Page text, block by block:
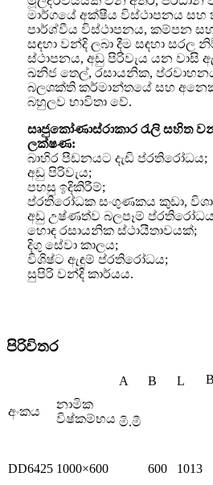
මාර්ගයේ අක්ෂීය විස්ථාපනය සහ
පාර්ශ්වීය විස්ථාපනය, කම්පන
සඳහා වන්දි ලබා දීම සඳහා සරල
ස්ථාපනය, අඩු පිරිවැය යන වාසි
ඛනිජ තෙල්, රසායනික,
බලශක්ති කර්මාන්තයේ සහ
බහුලව භාවිතා වේ.
සෘජුකෝණාස්රාකාර රැලි සහිත
ලක්ෂණ:
බාහිර පීඩනයට දැඩි ප්රතිරෝධය;
අඩු පිරිවැය;
පහසු ඉදිකිරීම්;
ප්රතිරෝධක සංගුණකය කුඩා,
අඩු උෂ්ණත්ව බලපෑම්
හොඳ රසායනික ස්ථායීතාවයක්;
දිගු සේවා කාලය;
විශිෂ්ට ඇඳුම් ප්රතිරෝධය;
සුපිරි වන්දි කාර්යය.
පිරිවිතර
අංකය
නාමික
විෂ්කම්භය
A B L B
මි.මී
DD6425 1000×600
600 1013